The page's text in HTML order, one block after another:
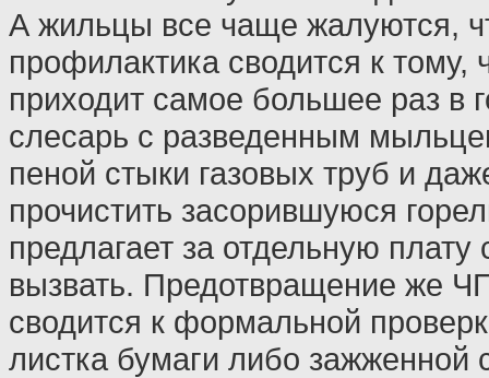
А жильцы все чаще жалуются,
профилактика сводится к тому,
приходит самое большее раз в
слесарь с разведенным
пеной стыки газовых труб и
прочистить засорившуюся
предлагает за отдельную плату
вызвать. Предотвращение же
сводится к формальной
листка бумаги либо зажженной